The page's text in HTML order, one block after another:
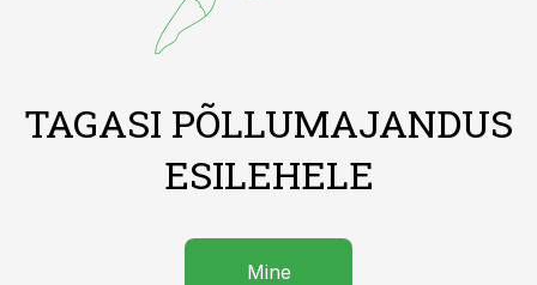
TAGASI PÕLLUMAJANDUS
ESILEHELE
Mine